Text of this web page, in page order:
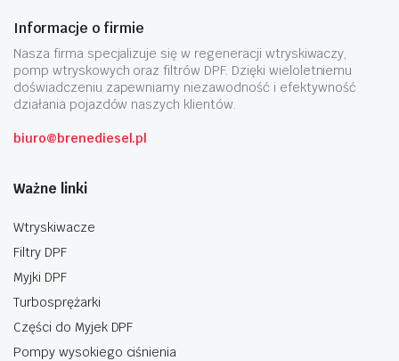
Informacje o firmie
Nasza firma specjalizuje się w regeneracji wtryskiwaczy,
pomp wtryskowych oraz filtrów DPF. Dzięki wieloletniemu
doświadczeniu zapewniamy niezawodność i efektywność
działania pojazdów naszych klientów.
biuro@brenediesel.pl
Ważne linki
Wtryskiwacze
Filtry DPF
Myjki DPF
Turbosprężarki
Części do Myjek DPF
Pompy wysokiego ciśnienia